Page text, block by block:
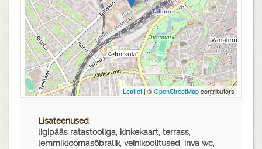
Leaflet | ©OpenStreetMapcontributors
Lisateenused
ligipääs ratastooliga, kinkekaart, terrass,
lemmikloomasõbralik, veinikoolitused, inva wc,